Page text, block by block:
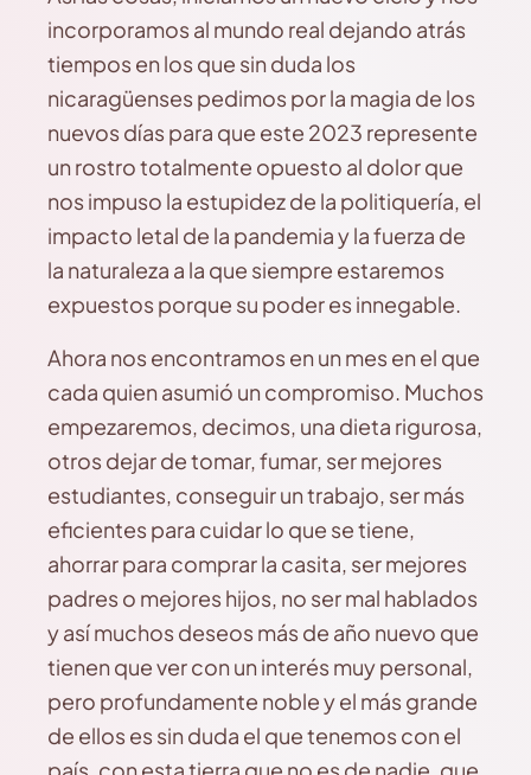
incorporamos al mundo real dejando atrás
tiempos en los que sin duda los
nicaragüenses pedimos por la magia de los
nuevos días para que este 2023 represente
un rostro totalmente opuesto al dolor que
nos impuso la estupidez de la politiquería, el
impacto letal de la pandemia y la fuerza de
la naturaleza a la que siempre estaremos
expuestos porque su poder es innegable.
Ahora nos encontramos en un mes en el que
cada quien asumió un compromiso. Muchos
empezaremos, decimos, una dieta rigurosa,
otros dejar de tomar, fumar, ser mejores
estudiantes, conseguir un trabajo, ser más
eficientes para cuidar lo que se tiene,
ahorrar para comprar la casita, ser mejores
padres o mejores hijos, no ser mal hablados
y así muchos deseos más de año nuevo que
tienen que ver con un interés muy personal,
pero profundamente noble y el más grande
de ellos es sin duda el que tenemos con el